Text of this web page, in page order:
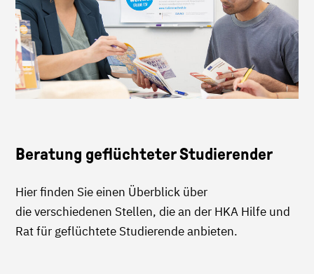
Beratung geflüchteter Studierender
Hier finden Sie einen Überblick über
die verschiedenen Stellen, die an der HKA Hilfe und
Rat für geflüchtete Studierende anbieten.